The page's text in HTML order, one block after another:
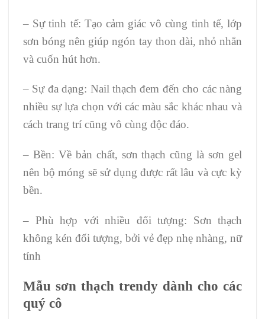
– Sự tinh tế: Tạo cảm giác vô cùng tinh tế, lớp
sơn bóng nên giúp ngón tay thon dài, nhỏ nhắn
và cuốn hút hơn.
– Sự đa dạng: Nail thạch đem đến cho các nàng
nhiều sự lựa chọn với các màu sắc khác nhau và
cách trang trí cũng vô cùng độc đáo.
– Bền: Về bản chất, sơn thạch cũng là sơn gel
nên bộ móng sẽ sử dụng được rất lâu và cực kỳ
bền.
– Phù hợp với nhiều đối tượng: Sơn thạch
không kén đối tượng, bởi vẻ đẹp nhẹ nhàng, nữ
tính
Mẫu sơn thạch trendy dành cho các
quý cô